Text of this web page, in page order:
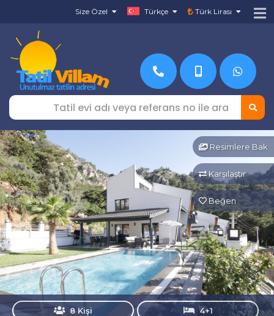
Size Özel Türkçe Türk Lirası
Resimlere Bak
Karşılaştır
Beğen
8 Kişi 4+1